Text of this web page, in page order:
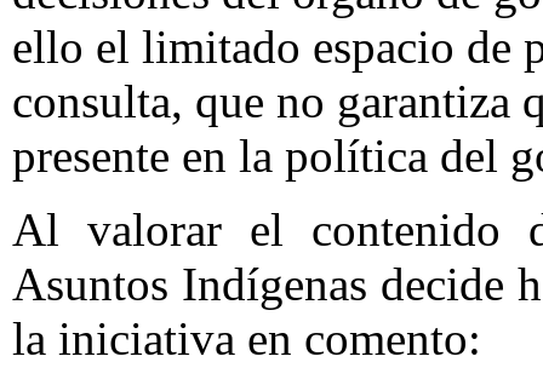
ello el limitado espacio de
consulta, que no garantiza
presente en la política del
Al valorar el contenido
Asuntos Indígenas decide
la iniciativa en comento: